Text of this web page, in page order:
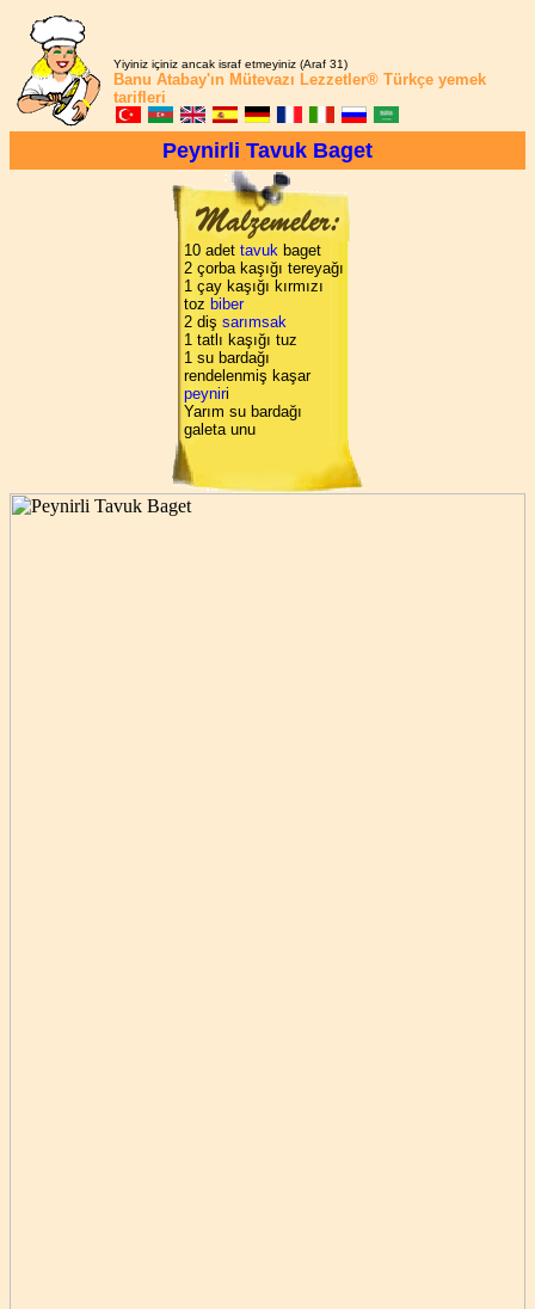
Yiyiniz içiniz ancak israf etmeyiniz (Araf 31)
Banu Atabay'ın Mütevazı Lezzetler® Türkçe yemek
tarifleri
Peynirli Tavuk Baget
10 adet tavuk baget
2 çorba kaşığı tereyağı
1 çay kaşığı kırmızı
toz biber
2 diş sarımsak
1 tatlı kaşığı tuz
1 su bardağı
rendelenmiş kaşar
peyniri
Yarım su bardağı
galeta unu